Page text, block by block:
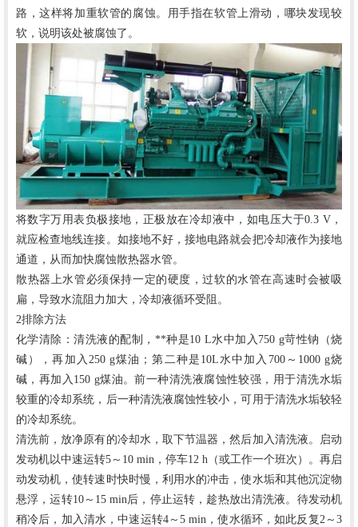
路，这样将加重软管的腐蚀。用手指在软管上滑动，哪块发现较
软，说明该处被腐蚀了。
将数字万用表负极接地，正极放在冷却液中，如电压大于0.3 V，
就应检查地线连接。如接地不好，接地电路就会把冷却液作为接地
通道，从而加快腐蚀散热器水管。
散热器上水管必须保持一定的硬度，过软的水管在高速时会被吸
扁，导致水流阻力加大，冷却液循环受阻。
2排除方法
化学清除：清洗液的配制，**种是10 L水中加入750 g苛性钠（烧
碱），再加入250 g煤油；第二种是10L水中加入700～1000 g烧
碱，再加入150 g煤油。前一种清洗液腐蚀性较强，用于清洗水垢
较重的冷却系统，后一种清洗液腐蚀性较小，可用于清洗水垢较轻
的冷却系统。
清洗前，放净原有的冷却水，取下节温器，然后加入清洗液。启动
发动机以中速运转5～10 min，停车12 h（或工作一个班次）。再启
动发动机，使转速时快时慢，利用水的冲击，使水垢和其他沉淀物
悬浮，运转10～15 min后，停止运转，趁热放出清洗液。待发动机
稍冷后，加入清水，中速运转4～5 min，使水循环，如此反复2～3